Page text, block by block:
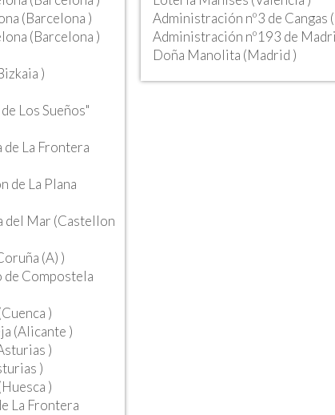
(Barcelona )
(Barcelona )
)
Los Sueños"
La Frontera
de La Plana
del Mar (Castellon
(A) )
de Compostela
)
(Alicante )
)
)
)
La Frontera
Administración nº3 de Cangas
Administración nº193 de
Doña Manolita (Madrid )